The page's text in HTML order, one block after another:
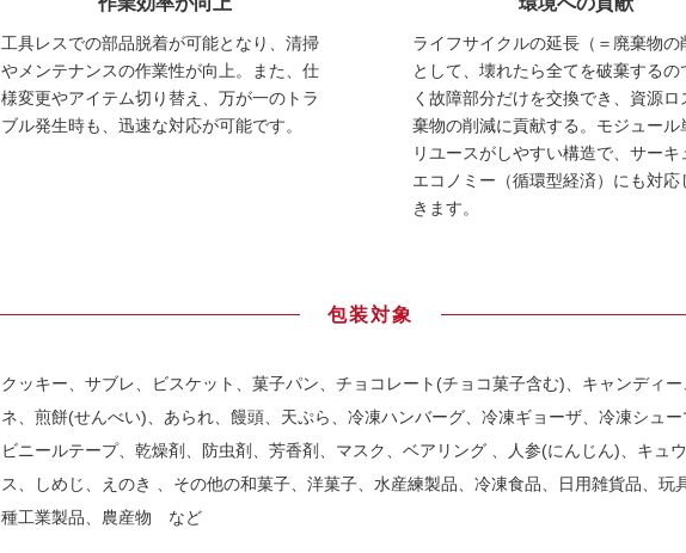
工具レスでの部品脱着が可能となり、清掃
やメンテナンスの作業性が向上。また、仕
様変更やアイテム切り替え、万が一のトラ
ブル発生時も、迅速な対応が可能です。
ライフサイクルの延長（＝廃棄物の
として、壊れたら全てを破棄するの
く故障部分だけを交換でき、資源ロ
棄物の削減に貢献する。モジュール
リユースがしやすい構造で、サーキ
エコノミー（循環型経済）にも対応
きます。
包装対象
クッキー、サブレ、ビスケット、菓子パン、チョコレート(チョコ菓子含む)、キャンディー
ネ、煎餅(せんべい)、あられ、饅頭、天ぷら、冷凍ハンバーグ、冷凍ギョーザ、冷凍シュー
ビニールテープ、乾燥剤、防虫剤、芳香剤、マスク、ベアリング 、人参(にんじん)、キュ
ス、しめじ、えのき 、その他の和菓子、洋菓子、水産練製品、冷凍食品、日用雑貨品、玩
種工業製品、農産物 など